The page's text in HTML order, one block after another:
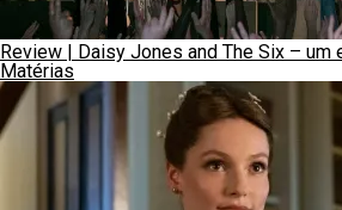
Review | Daisy Jones and The Six – um
Matérias